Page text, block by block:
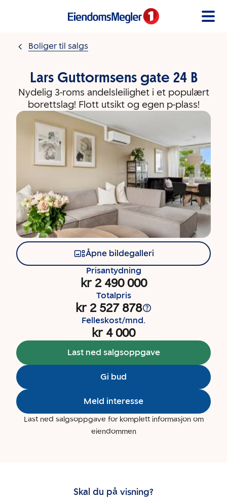
Boliger til salgs
Lars Guttormsens gate 24 B
Nydelig 3-roms andelsleilighet i et populært
borettslag! Flott utsikt og egen p-plass!
Åpne bildegalleri
Prisantydning
kr 2 490 000
Totalpris
kr 2 527 878
Felleskost/mnd.
kr 4 000
Last ned salgsoppgave
Gi bud
Meld interesse
Last ned salgsoppgave for komplett informasjon om
eiendommen
Skal du på visning?